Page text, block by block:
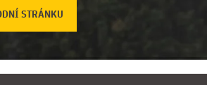
STRÁNKU